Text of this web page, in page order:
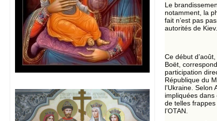
Le
notamment, la
fait n’est pas
autorités de Kiev.
Ce début d’août,
Boët,
participation
République du
l’Ukraine.
impliquées
de telles
l’OTAN.